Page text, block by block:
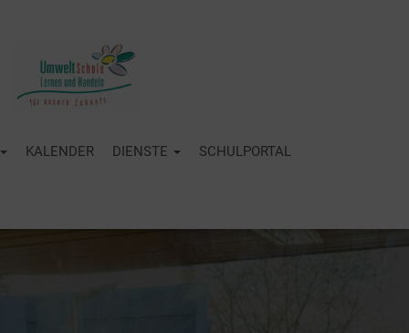
KALENDER DIENSTE SCHULPORTAL